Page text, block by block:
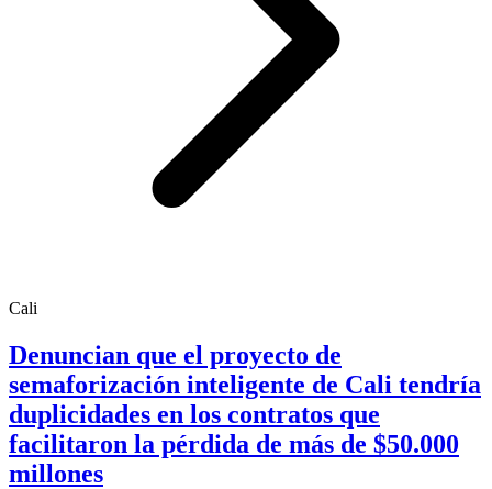
Cali
Denuncian que el proyecto de
semaforización inteligente de Cali tendría
duplicidades en los contratos que
facilitaron la pérdida de más de $50.000
millones